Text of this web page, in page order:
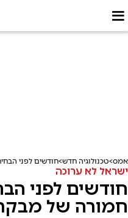
אמס טכנולוגיה חדש חודשים לפני
ישראל לא ערוכה
חודשים לפני
חמורה של